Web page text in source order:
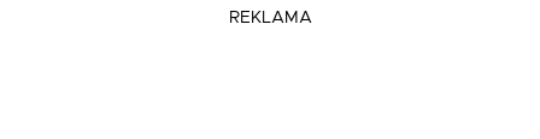
REKLAMA